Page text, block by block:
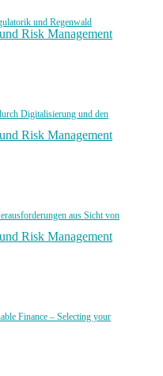
und Regenwald
Risk Management
Digitalisierung und den
Risk Management
aus Sicht von
Risk Management
Finance – Selecting your